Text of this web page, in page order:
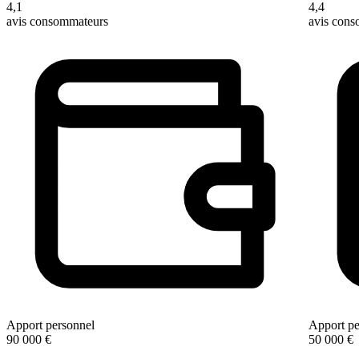
4,1
avis consommateurs
Apport personnel
90 000 €
4,4
avis
Apport
50 000 €